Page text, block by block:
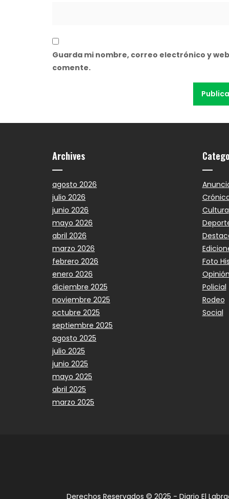
Guarda mi nombre, correo electrónico y
comente.
Archives
agosto 2026
julio 2026
junio 2026
mayo 2026
abril 2026
marzo 2026
febrero 2026
enero 2026
diciembre 2025
noviembre 2025
octubre 2025
septiembre 2025
agosto 2025
julio 2025
junio 2025
mayo 2025
abril 2025
marzo 2025
Cultura
Foto
Opinión
Policial
Rodeo
Social
Derechos Reservados © 2025 - Diario El